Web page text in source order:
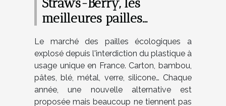
Straws-Berry, les
meilleures pailles
Trois brevets déposés !
Le marché des pailles écologiques a
explosé depuis l'interdiction du plastique à
usage unique en France. Carton, bambou,
pâtes, blé, métal, verre, silicone… Chaque
année, une nouvelle alternative est
proposée mais beaucoup ne tiennent pas